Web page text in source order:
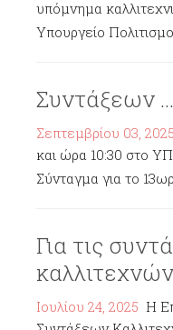
υπόμνημα
Υπουργείο
Συντάξεων
Σεπτεμβρίου 03, 2025
και ώρα 10:30 στο
Σύνταγμα για το
Για τις
καλλιτεχνών
Ιουλίου 24, 2025 Η